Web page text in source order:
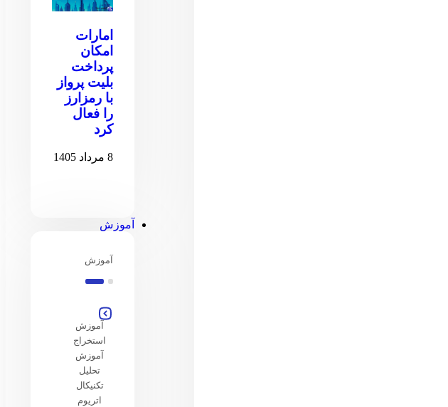
امارات
امکان
پرداخت
بلیت پرواز
با رمزارز
را فعال
کرد
8 مرداد 1405
آموزش
آموزش
آموزش
استخراج
آموزش
تحلیل
تکنیکال
اتریوم